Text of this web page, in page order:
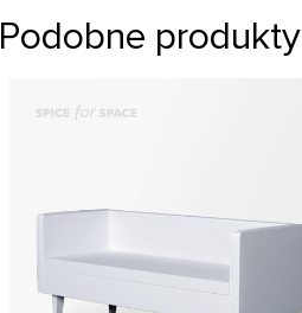
Podobne produkty